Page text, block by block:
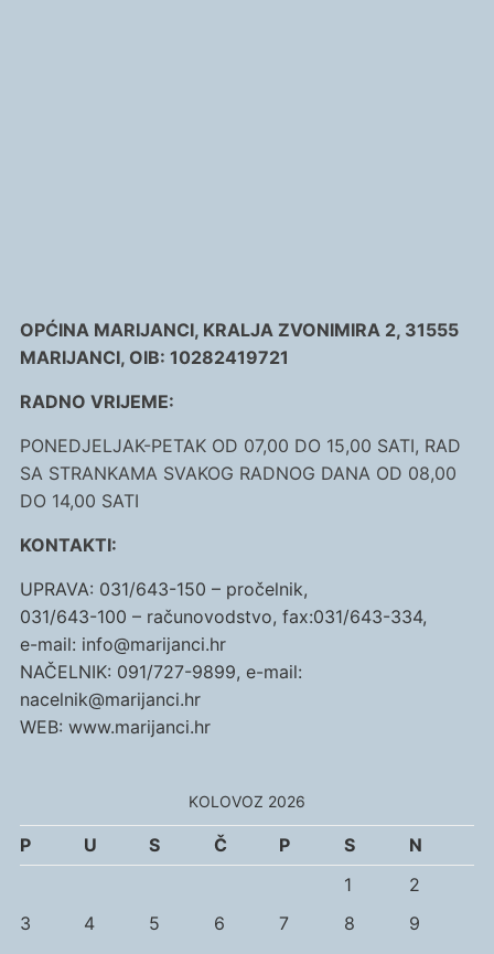
OPĆINA MARIJANCI, KRALJA ZVONIMIRA 2, 31555
MARIJANCI, OIB: 10282419721
RADNO VRIJEME:
PONEDJELJAK-PETAK OD 07,00 DO 15,00 SATI, RAD
SA STRANKAMA SVAKOG RADNOG DANA OD 08,00
DO 14,00 SATI
KONTAKTI:
UPRAVA: 031/643-150 – pročelnik,
031/643-100 – računovodstvo, fax:031/643-334,
e-mail: info@marijanci.hr
NAČELNIK: 091/727-9899, e-mail:
nacelnik@marijanci.hr
WEB: www.marijanci.hr
KOLOVOZ 2026
P U S Č P S
N
1
2
3
4 5 6 7 8
9